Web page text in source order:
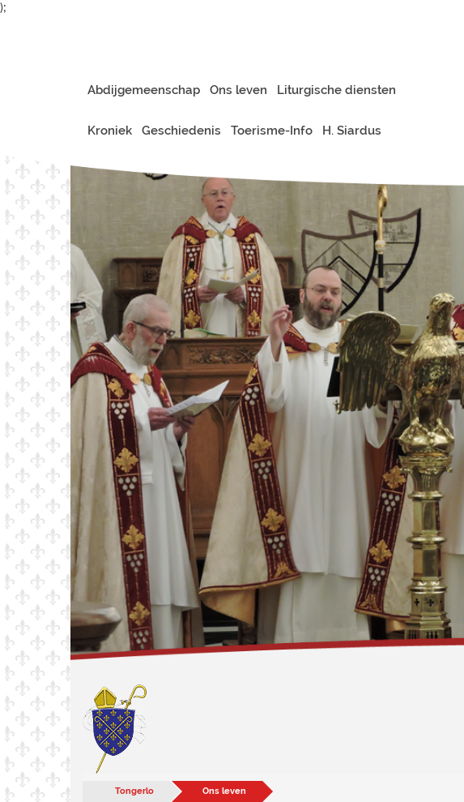
);
Abdijgemeenschap Ons leven Liturgische diensten
Kroniek Geschiedenis Toerisme-Info H. Siardus
Tongerlo Ons leven